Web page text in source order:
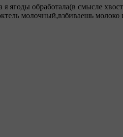
я ягоды обработала(в смысле
молочный,взбиваешь